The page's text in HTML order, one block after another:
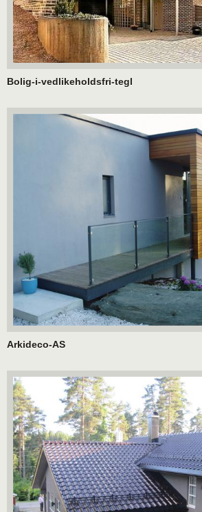
Bolig-i-vedlikeholdsfri-tegl
Arkideco-AS